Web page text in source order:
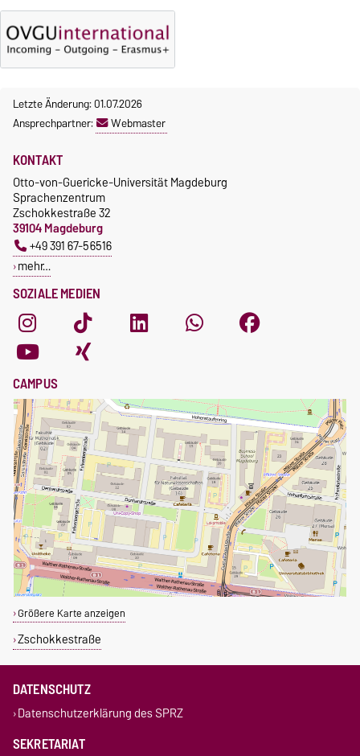
Letzte Änderung: 01.07.2026
Ansprechpartner:
Webmaster
SOZIALE MEDIEN
KONTAKT
Otto-von-Guericke-Universität Magdeburg
Sprachenzentrum
Zschokkestraße 32
39104 Magdeburg
+49 391 67-56516
mehr…
CAMPUS
Größere Karte anzeigen
Zschokkestraße
DATENSCHUTZ
Datenschutzerklärung des SPRZ
SEKRETARIAT